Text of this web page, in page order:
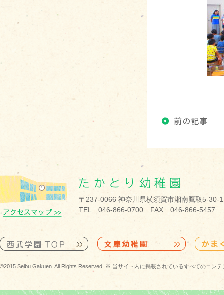
〒237-0066 神奈川県横須賀市湘南鷹取5-30-1
TEL 046-866-0700 FAX 046-866-5457
©2015 Seibu Gakuen. All Rights Reserved. ※ 当サイト内に掲載されているすべてのコン